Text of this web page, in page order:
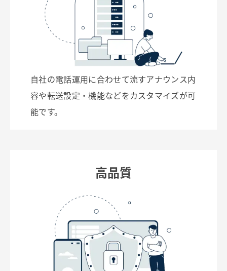
自社の電話運用に合わせて流すアナウンス内
容や転送設定・機能などをカスタマイズが可
能です。
高品質